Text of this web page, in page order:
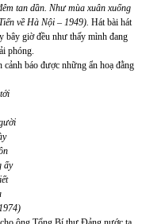
tan dần. Như mùa xuân xuống
về Hà Nội – 1949). Hát bài hát
bây giờ đều như thấy mình đang
phóng.
báo được những ẩn hoạ đằng
ấy